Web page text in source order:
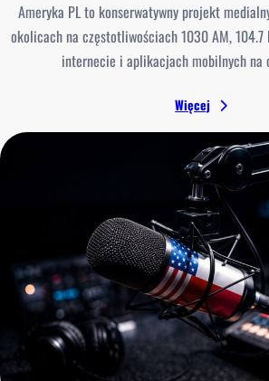
Ameryka PL to konserwatywny projekt
okolicach na częstotliwościach 1030 AM, 104.7
internecie i aplikacjach mobilnych na
Więcej